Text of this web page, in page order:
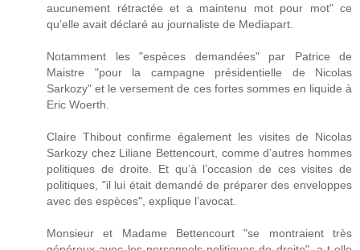
aucunement rétractée et a maintenu mot pour mot" ce
qu’elle avait déclaré au journaliste de Mediapart.
Notamment les "espèces demandées" par Patrice de
Maistre "pour la campagne présidentielle de Nicolas
Sarkozy" et le versement de ces fortes sommes en liquide à
Eric Woerth.
Claire Thibout confirme également les visites de Nicolas
Sarkozy chez Liliane Bettencourt, comme d’autres hommes
politiques de droite. Et qu’à l’occasion de ces visites de
politiques, "il lui était demandé de préparer des enveloppes
avec des espèces", explique l’avocat.
Monsieur et Madame Bettencourt "se montraient très